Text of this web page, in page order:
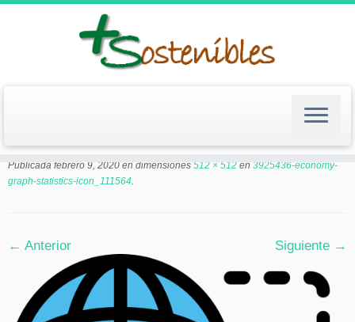
Publicada febrero 9, 2020 en dimensiones 512 × 512 en 3925436-economy-
graph-statistics-icon_111564.
← Anterior Siguiente →